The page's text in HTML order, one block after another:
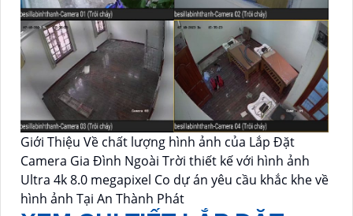
Giới Thiệu Về chất lượng hình ảnh của Lắp Đặt
Camera Gia Đình Ngoài Trời thiết kế với hình ảnh
Ultra 4k 8.0 megapixel Co dự án yêu cầu khắc khe về
hình ảnh Tại An Thành Phát